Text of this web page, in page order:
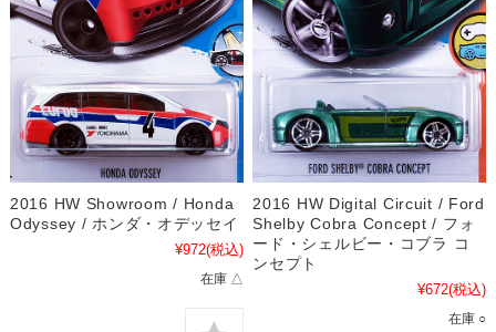
2016 HW Showroom / Honda
Odyssey / ホンダ・オデッセイ
¥972(税込)
在庫 △
2016 HW Digital Circuit / Ford
Shelby Cobra Concept / フォ
ード・シェルビー・コブラ コ
ンセプト
¥672(税込)
在庫 ○